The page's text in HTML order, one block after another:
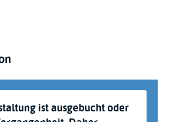
ist ausgebucht oder